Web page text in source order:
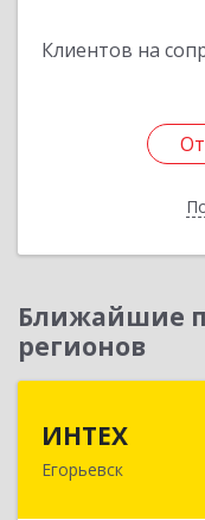
Клиентов на
Ближайшие
регионов
ИНТЕХ
Егорьевск
140300,